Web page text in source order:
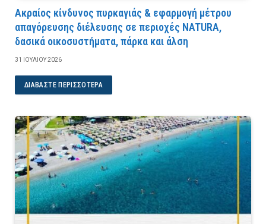
Ακραίος κίνδυνος πυρκαγιάς & εφαρμογή μέτρου
απαγόρευσης διέλευσης σε περιοχές NATURA,
δασικά οικοσυστήματα, πάρκα και άλση
31 ΙΟΥΛΊΟΥ 2026
ΔΙΑΒΆΣΤΕ ΠΕΡΙΣΣΌΤΕΡΑ